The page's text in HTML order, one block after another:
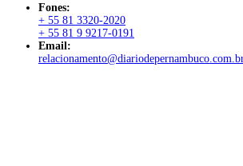
Fones:
+ 55 81 3320-2020
+ 55 81 9 9217-0191
Email: